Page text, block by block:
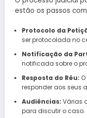
estão os passos
Protocolo da
ser protocolada no
Notificação da
notificada sobre o
Resposta do Réu:
responder aos seus
Audiências: Várias
para discutir o caso.